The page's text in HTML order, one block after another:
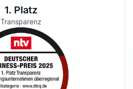
1. Platz
Transparenz